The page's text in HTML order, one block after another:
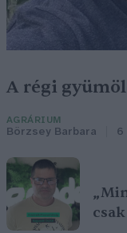
A régi
AGRÁRIUM
Börzsey Barbara 6